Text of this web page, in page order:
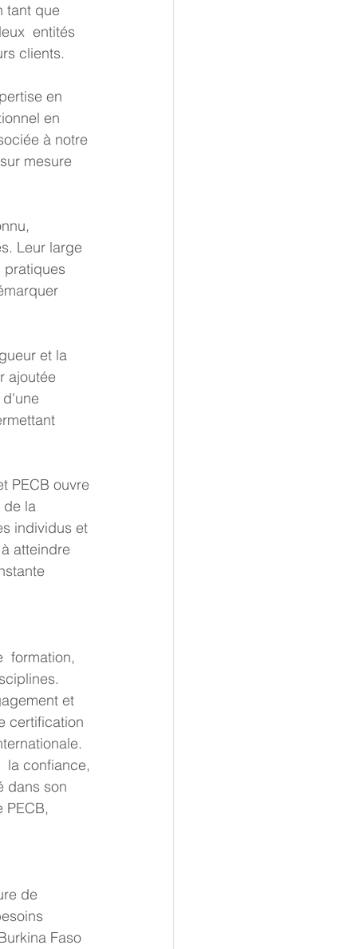
tant que
entités
clients.
en
à notre
mesure
Leur large
pratiques
ajoutée
de la
individus et
atteindre
certification
la confiance,
dans son
PECB,
Faso